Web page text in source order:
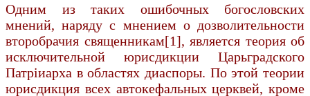
Одним из таких ошибочных богословских
мнений, наряду с мнением о дозволительности
второбрачия священникам[1], является теория об
исключительной юрисдикции Царьградского
Патріиарха в областях диаспоры. По этой теории
юрисдикция всех автокефальных церквей, кроме